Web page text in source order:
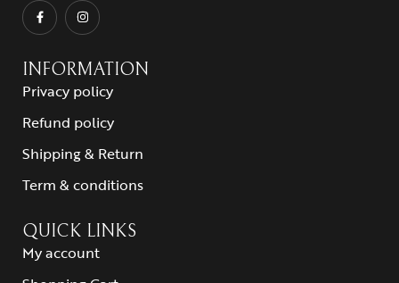
INFORMATION
Privacy policy
Refund policy
Shipping & Return
Term & conditions
QUICK LINKS
My account